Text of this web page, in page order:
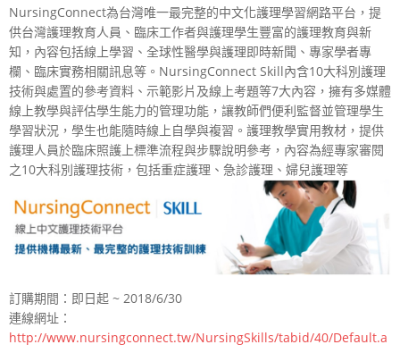
NursingConnect為台灣唯一最完整的中文化護理學習網路平台，提
供台灣護理教育人員、臨床工作者與護理學生豐富的護理教育與新
知，內容包括線上學習、全球性醫學與護理即時新聞、專家學者專
欄、臨床實務相關訊息等。NursingConnect Skill內含10大科別護理
技術與處置的參考資料、示範影片及線上考題等7大內容，擁有多媒體
線上教學與評估學生能力的管理功能，讓教師們便利監督並管理學生
學習狀況，學生也能隨時線上自學與複習。護理教學實用教材，提供
護理人員於臨床照護上標準流程與步驟說明參考，內容為經專家審閱
之10大科別護理技術，包括重症護理、急診護理、婦兒護理等
訂購期間：即日起 ~ 2018/6/30
連線網址：
http://www.nursingconnect.tw/NursingSkills/tabid/40/Default.a